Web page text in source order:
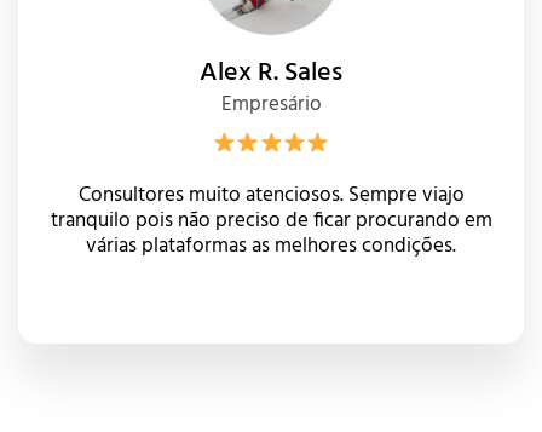
Alex R. Sales
Empresário
Consultores muito atenciosos. Sempre viajo
tranquilo pois não preciso de ficar procurando em
várias plataformas as melhores condições.